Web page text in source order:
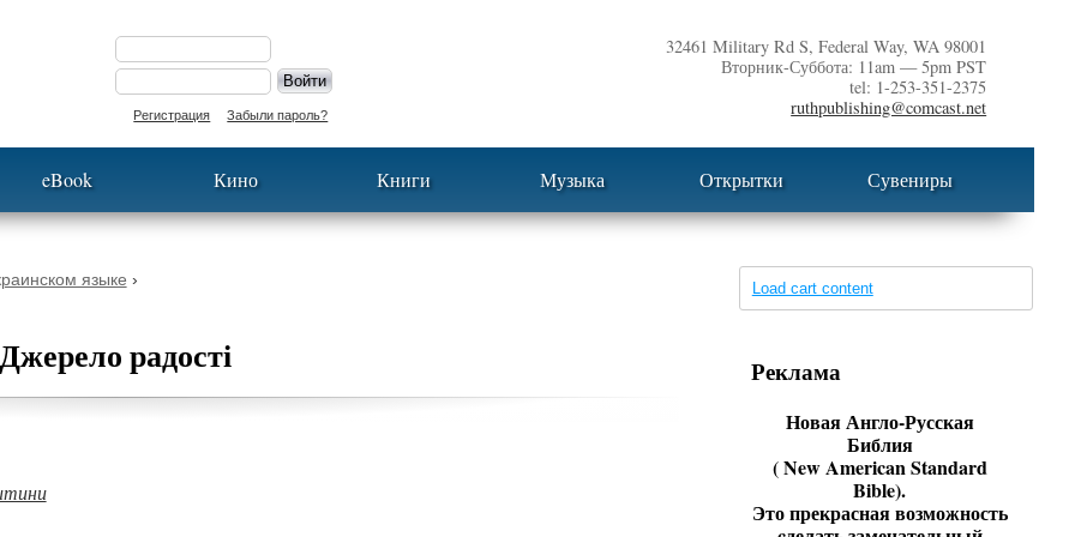
Регистрация Забыли пароль?
32461 Military Rd S, Federal Way, WA 98001
Вторник-Суббота: 11am — 5pm PST
tel: 1-253-351-2375
ruthpublishing@comcast.net
eBook Кино Книги Музыка Открытки Сувениры
языке ›
Джерело радості
Load cart content
Реклама
Новая Англо-Русская
Библия
( New American Standard
Bible).
Это прекрасная возможность